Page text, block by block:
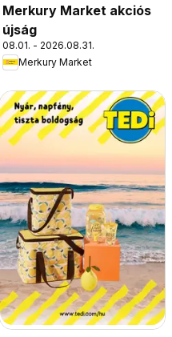
Merkury Market akciós
újság
08.01. - 2026.08.31.
Merkury Market